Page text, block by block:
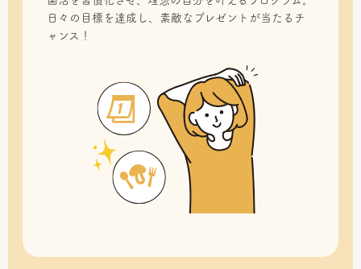
日々の目標を達成し、素敵なプレゼントが当たるチ
ャンス！